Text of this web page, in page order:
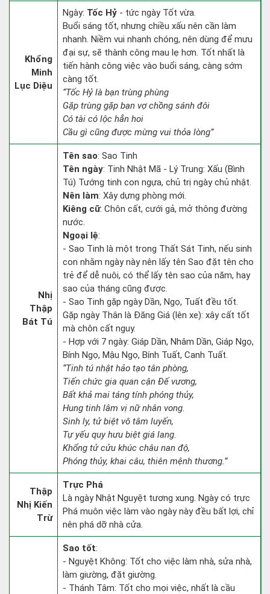
Khổng
Minh
Lục Diệu
Ngày: Tốc Hỷ - tức ngày Tốt vừa.
Buổi sáng tốt, nhưng chiều xấu nên cần làm
nhanh. Niềm vui nhanh chóng, nên dùng để mưu
đại sự, sẽ thành công mau lẹ hơn. Tốt nhất là
tiến hành công việc vào buổi sáng, càng sớm
càng tốt.
“Tốc Hỷ là bạn trùng phùng
Gặp trùng gặp bạn vợ chồng sánh đôi
Có tài có lộc hẳn hoi
Cầu gì cũng được mừng vui thỏa lòng”
Nhị
Thập
Bát Tú
Tên sao: Sao Tinh
Tên ngày: Tinh Nhật Mã - Lý Trung: Xấu (Bình
Tú) Tướng tinh con ngựa, chủ trị ngày chủ nhật.
Nên làm: Xây dựng phòng mới.
Kiêng cữ: Chôn cất, cưới gả, mở thông đường
nước.
Ngoại lệ:
- Sao Tinh là một trong Thất Sát Tinh, nếu sinh
con nhằm ngày này nên lấy tên Sao đặt tên cho
trẻ để dễ nuôi, có thể lấy tên sao của năm, hay
sao của tháng cũng được.
- Sao Tinh gặp ngày Dần, Ngọ, Tuất đều tốt.
Gặp ngày Thân là Đăng Giá (lên xe): xây cất tốt
mà chôn cất nguy.
- Hợp với 7 ngày: Giáp Dần, Nhâm Dần, Giáp Ngọ,
Bính Ngọ, Mậu Ngọ, Bính Tuất, Canh Tuất.
“Tinh tú nhật hảo tạo tân phòng,
Tiến chức gia quan cận Đế vương,
Bất khả mai táng tính phóng thủy,
Hung tinh lâm vị nữ nhân vong.
Sinh ly, tử biệt vô tâm luyến,
Tự yếu quy hưu biệt giá lang.
Khổng tử cửu khúc châu nan độ,
Phóng thủy, khai câu, thiên mệnh thương.”
Thập
Nhị Kiến
Trừ
Trực Phá
Là ngày Nhật Nguyệt tương xung. Ngày có trực
Phá muôn việc làm vào ngày này đều bất lợi, chỉ
nên phá dỡ nhà cửa.
Sao tốt:
- Nguyệt Không: Tốt cho việc làm nhà, sửa nhà,
làm giường, đặt giường.
- Thánh Tâm: Tốt cho mọi việc, nhất là cầu